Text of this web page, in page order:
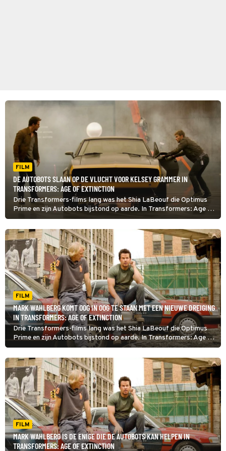
FILM
DE AUTOBOTS SLAAN OP DE VLUCHT VOOR KELSEY GRAMMER IN
TRANSFORMERS: AGE OF EXTINCTION
Drie Transformers-films lang was het Shia LaBeouf die Optimus
Prime en zijn Autobots bijstond op aarde. In Transformers: Age of
Extinction neemt Mark Wahlberg het van hem over.
FILM
MARK WAHLBERG KOMT OOG IN OOG TE STAAN MET EEN NIEUWE DREIGING
IN TRANSFORMERS: AGE OF EXTINCTION
Drie Transformers-films lang was het Shia LaBeouf die Optimus
Prime en zijn Autobots bijstond op aarde. In Transformers: Age of
Extinction neemt Mark Wahlberg het van hem over.
FILM
MARK WAHLBERG IS DE ENIGE DIE DE AUTOBOTS KAN HELPEN IN
TRANSFORMERS: AGE OF EXTINCTION